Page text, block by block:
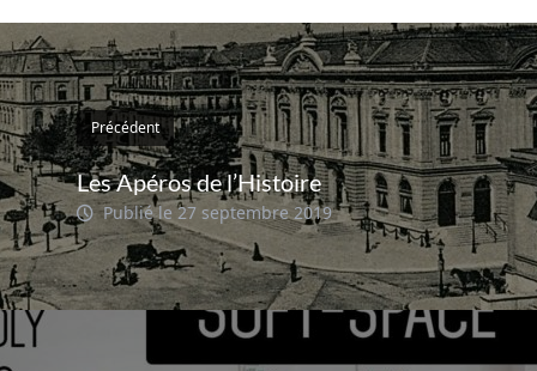
Précédent
Les Apéros de l’Histoire
Publié le 27 septembre 2019